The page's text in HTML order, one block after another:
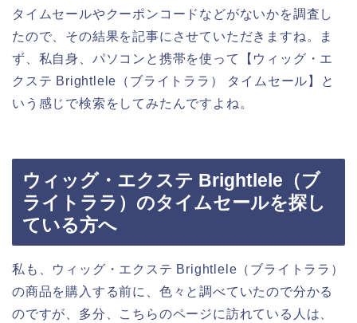
タイムセールやクーポンコードなどがないかを調査し
たので、その結果を記事にさせていただきますね。ま
ず、私自身、パソコンと携帯を使って【ウィッグ・エ
クステ Brightlele（ブライトララ） タイムセール】と
いう感じで検索をしてみたんですよね。
ウィッグ・エクステ Brightlele（ブ
ライトララ）のタイムセールを探し
ている方へ
私も、ウィッグ・エクステ Brightlele（ブライトララ）
の商品を購入する前に、色々と調べていたので分かる
のですが、多分、こちらのページに訪れている人は、